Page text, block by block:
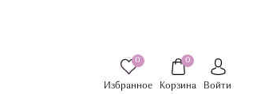
0
Избранное
0
Корзина Войти